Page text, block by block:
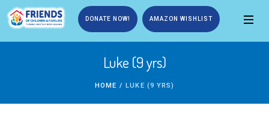
DONATE NOW! AMAZON WISHLIST
Luke (9 yrs)
HOME / LUKE (9 YRS)